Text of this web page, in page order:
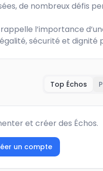
de nombreux défis
l’importance
sécurité et dignité
Top Échos
et créer des Échos.
un compte